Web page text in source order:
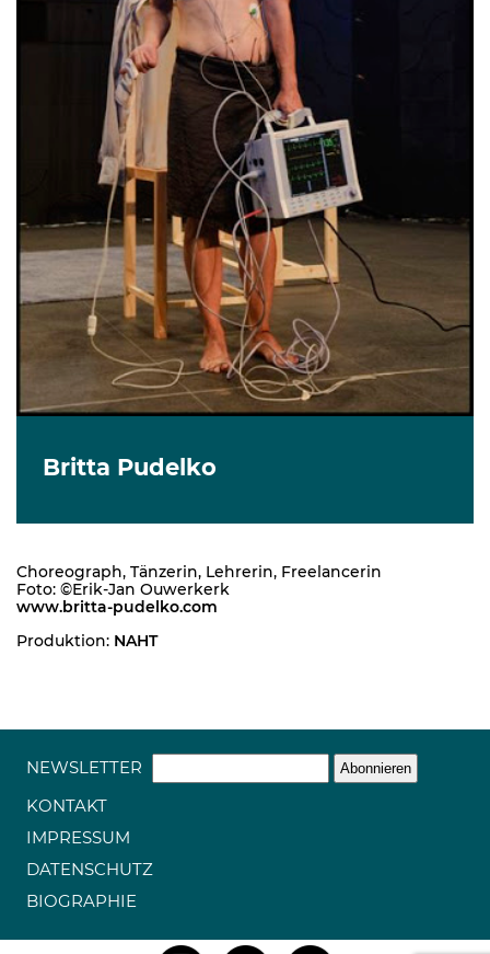
Britta Pudelko
Choreograph, Tänzerin, Lehrerin, Freelancerin
Foto: ©Erik-Jan Ouwerkerk
www.britta-pudelko.com
Produktion: NAHT
NEWSLETTER
KONTAKT
IMPRESSUM
DATENSCHUTZ
BIOGRAPHIE